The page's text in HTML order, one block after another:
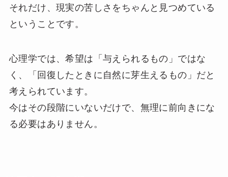
それだけ、現実の苦しさをちゃんと見つめている
ということです。
心理学では、希望は「与えられるもの」ではな
く、「回復したときに自然に芽生えるもの」だと
考えられています。
今はその段階にいないだけで、無理に前向きにな
る必要はありません。